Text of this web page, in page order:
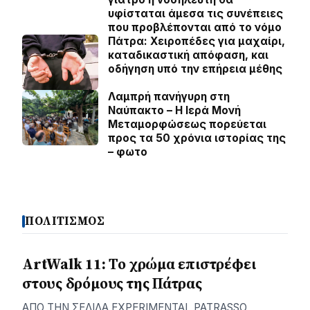
υφίσταται άμεσα τις συνέπειες
που προβλέπονται από το νόμο
Πάτρα: Χειροπέδες για μαχαίρι,
καταδικαστική απόφαση, και
οδήγηση υπό την επήρεια μέθης
Λαμπρή πανήγυρη στη
Ναύπακτο – Η Ιερά Μονή
Μεταμορφώσεως πορεύεται
προς τα 50 χρόνια ιστορίας της
– φωτο
ΠΟΛΙΤΙΣΜΟΣ
ArtWalk 11: Το χρώμα επιστρέφει
στους δρόμους της Πάτρας